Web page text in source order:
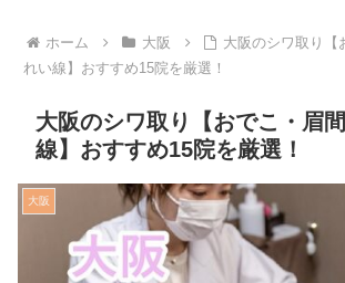
ホーム 大阪
大阪のシワ取り【
れい線】おすすめ15院を厳選！
大阪のシワ取り【おでこ・眉
線】おすすめ15院を厳選！
大阪